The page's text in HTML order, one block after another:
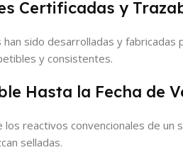
Certificadas y
han sido desarrolladas y
y consistentes.
Hasta la Fecha de
los reactivos convencionales de
selladas.